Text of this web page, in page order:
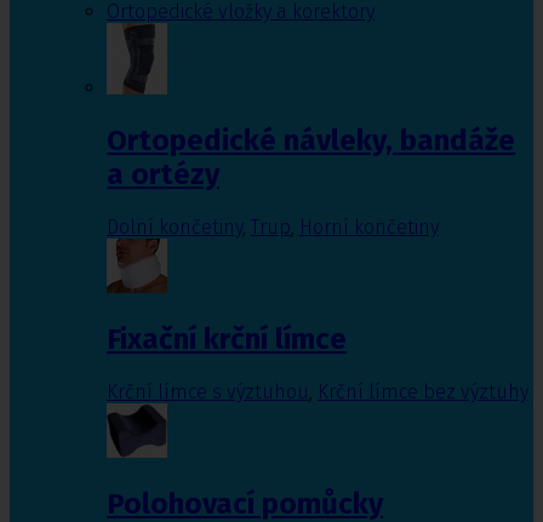
Ortopedické vložky a korektory
Ortopedické návleky, bandáže
a ortézy
Dolní končetiny, Trup, Horní končetiny
Fixační krční límce
Krční límce s výztuhou Krční límce bez výztuhy
Polohovací pomůcky